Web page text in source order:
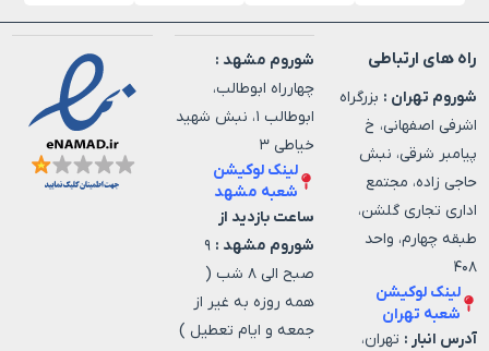
راه های ارتباطی
شوروم تهران : بزرگراه
اشرفی اصفهانی، خ
پیامبر شرقی، نبش
حاجی زاده، مجتمع
اداری تجاری گلشن،
طبقه چهارم، واحد
۴۰۸
لینک لوکیشن
شعبه تهران
آدرس انبار : تهران،
شوروم مشهد :
چهارراه ابوطالب،
ابوطالب ۱، نبش شهید
خیاطی ۳
لینک لوکیشن
شعبه مشهد
ساعت بازدید از
شوروم مشهد : ۹
صبح الی ۸ شب (
همه روزه به غیر از
جمعه و ایام تعطیل )